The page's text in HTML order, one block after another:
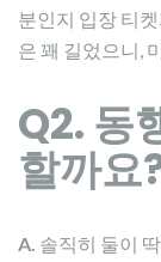
분인지 입장 티
은 꽤 길었으니,
Q2. 동
할까요
A. 솔직히 둘이